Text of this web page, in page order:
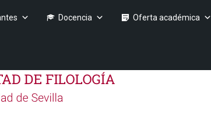
Docencia Oferta académica